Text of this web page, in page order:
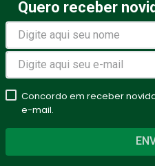
Quero receber
Concordo em receber
e-mail.